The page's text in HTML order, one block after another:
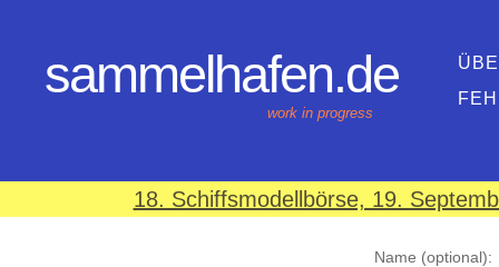
sammelhafen.de
work in progress
18. Schiffsmodellbörse, 19.
Name (optional):